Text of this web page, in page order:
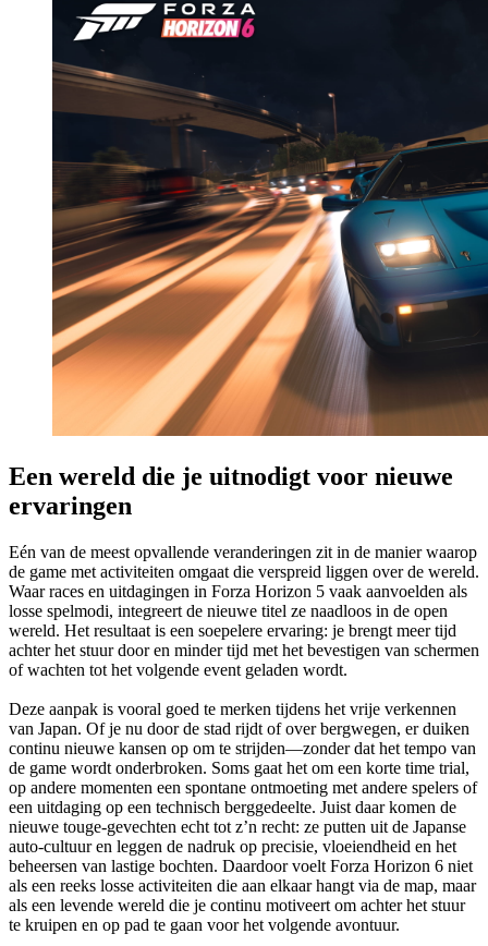
Een wereld die je uitnodigt voor nieuwe
ervaringen
Eén van de meest opvallende veranderingen zit in de manier waarop
de game met activiteiten omgaat die verspreid liggen over de wereld.
Waar races en uitdagingen in Forza Horizon 5 vaak aanvoelden als
losse spelmodi, integreert de nieuwe titel ze naadloos in de open
wereld. Het resultaat is een soepelere ervaring: je brengt meer tijd
achter het stuur door en minder tijd met het bevestigen van schermen
of wachten tot het volgende event geladen wordt.
Deze aanpak is vooral goed te merken tijdens het vrije verkennen
van Japan. Of je nu door de stad rijdt of over bergwegen, er duiken
continu nieuwe kansen op om te strijden—zonder dat het tempo van
de game wordt onderbroken. Soms gaat het om een korte time trial,
op andere momenten een spontane ontmoeting met andere spelers of
een uitdaging op een technisch berggedeelte. Juist daar komen de
nieuwe touge-gevechten echt tot z’n recht: ze putten uit de Japanse
auto-cultuur en leggen de nadruk op precisie, vloeiendheid en het
beheersen van lastige bochten. Daardoor voelt Forza Horizon 6 niet
als een reeks losse activiteiten die aan elkaar hangt via de map, maar
als een levende wereld die je continu motiveert om achter het stuur
te kruipen en op pad te gaan voor het volgende avontuur.